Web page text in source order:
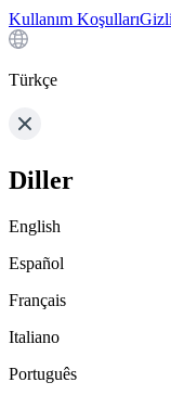
Kullanım Koşulları
Türkçe
Diller
English
Español
Français
Italiano
Português